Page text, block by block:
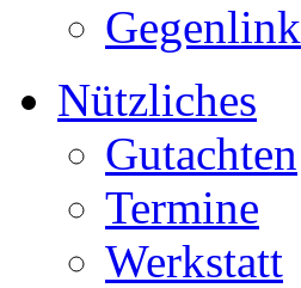
Gegenlink
Nützliches
Gutachten
Termine
Werkstatt